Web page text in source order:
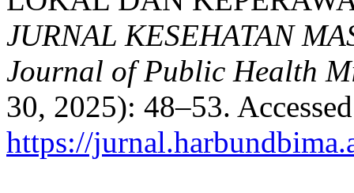
JURNAL KESEHATAN
Journal of Public Health
30, 2025): 48–53.
https://